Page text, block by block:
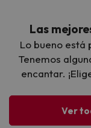
Las
Lo bueno está
Tenemos
encantar.
Ver